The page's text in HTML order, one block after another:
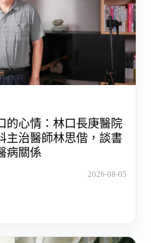
的心情：林口長庚醫院
主治醫師林思偕，談書
病關係
2026-08-05